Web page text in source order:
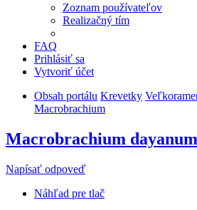
Zoznam používateľov
Realizačný tím
FAQ
Prihlásiť sa
Vytvoriť účet
Obsah portálu Krevetky
Macrobrachium
Macrobrachium dayanum
Napísať odpoveď
Náhľad pre tlač